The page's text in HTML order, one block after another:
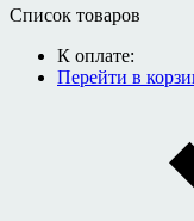
Список товаров
К оплате:
Перейти в